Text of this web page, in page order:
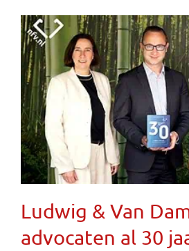
Ludwig & Van
advocaten al 30